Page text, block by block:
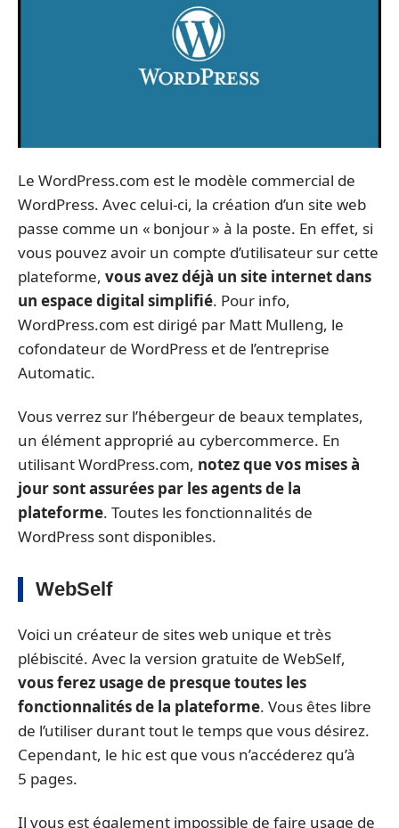
Le WordPress.com est le modèle commercial de
WordPress. Avec celui-ci, la création d’un site web
passe comme un « bonjour » à la poste. En effet, si
vous pouvez avoir un compte d’utilisateur sur cette
plateforme, vous avez déjà un site internet dans
un espace digital simplifié. Pour info,
WordPress.com est dirigé par Matt Mulleng, le
cofondateur de WordPress et de l’entreprise
Automatic.
Vous verrez sur l’hébergeur de beaux templates,
un élément approprié au cybercommerce. En
utilisant WordPress.com, notez que vos mises à
jour sont assurées par les agents de la
plateforme. Toutes les fonctionnalités de
WordPress sont disponibles.
WebSelf
Voici un créateur de sites web unique et très
plébiscité. Avec la version gratuite de WebSelf,
vous ferez usage de presque toutes les
fonctionnalités de la plateforme. Vous êtes libre
de l’utiliser durant tout le temps que vous désirez.
Cependant, le hic est que vous n’accéderez qu’à
5 pages.
Il vous est également impossible de faire usage de